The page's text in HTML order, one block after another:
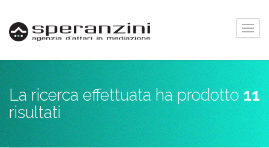
La ricerca effettuata ha prodotto 11
risultati